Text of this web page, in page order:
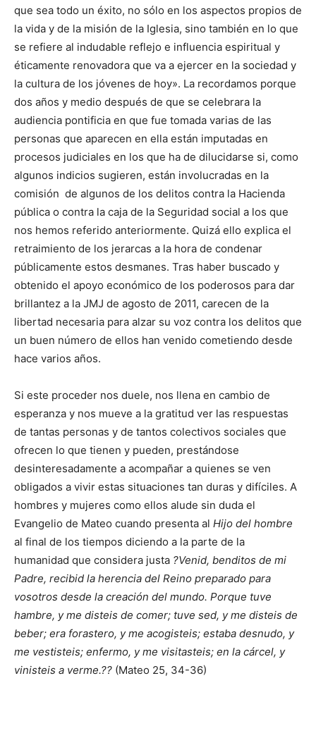
que sea todo un éxito, no sólo en los aspectos propios de
la vida y de la misión de la Iglesia, sino también en lo que
se refiere al indudable reflejo e influencia espiritual y
éticamente renovadora que va a ejercer en la sociedad y
la cultura de los jóvenes de hoy». La recordamos porque
dos años y medio después de que se celebrara la
audiencia pontificia en que fue tomada varias de las
personas que aparecen en ella están imputadas en
procesos judiciales en los que ha de dilucidarse si, como
algunos indicios sugieren, están involucradas en la
comisión de algunos de los delitos contra la Hacienda
pública o contra la caja de la Seguridad social a los que
nos hemos referido anteriormente. Quizá ello explica el
retraimiento de los jerarcas a la hora de condenar
públicamente estos desmanes. Tras haber buscado y
obtenido el apoyo económico de los poderosos para dar
brillantez a la JMJ de agosto de 2011, carecen de la
libertad necesaria para alzar su voz contra los delitos que
un buen número de ellos han venido cometiendo desde
hace varios años.
Si este proceder nos duele, nos llena en cambio de
esperanza y nos mueve a la gratitud ver las respuestas
de tantas personas y de tantos colectivos sociales que
ofrecen lo que tienen y pueden, prestándose
desinteresadamente a acompañar a quienes se ven
obligados a vivir estas situaciones tan duras y difíciles. A
hombres y mujeres como ellos alude sin duda el
Evangelio de Mateo cuando presenta al Hijo del hombre
al final de los tiempos diciendo a la parte de la
humanidad que considera justa ?Venid, benditos de mi
Padre, recibid la herencia del Reino preparado para
vosotros desde la creación del mundo. Porque tuve
hambre, y me disteis de comer; tuve sed, y me disteis de
beber; era forastero, y me acogisteis; estaba desnudo, y
me vestisteis; enfermo, y me visitasteis; en la cárcel, y
vinisteis a verme.?? (Mateo 25, 34-36)